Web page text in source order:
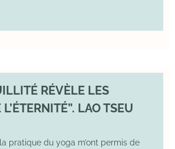
RÉVÈLE LES
LAO TSEU
pratique du yoga m’ont permis de